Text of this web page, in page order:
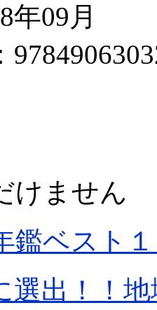
年09月
けません
鑑ベスト
選出！！